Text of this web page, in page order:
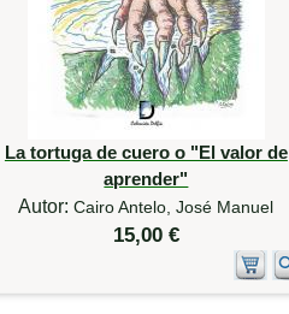
La tortuga de cuero o "El valor de
aprender"
Autor:Cairo Antelo, José Manuel
15,00 €